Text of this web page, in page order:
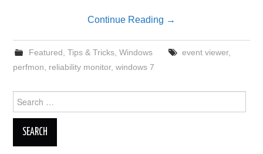
Continue Reading →
Featured Tips & Tricks, Windows event viewer,
perfmon
reliability monitor,windows 7
for: